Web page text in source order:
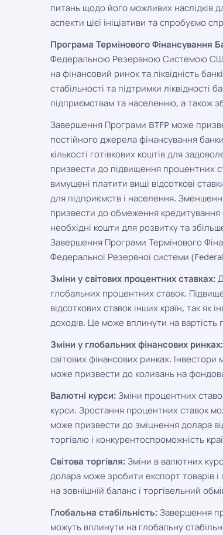
питань щодо його можливих наслідків
аспекти цієї ініціативи та спробуємо
Програма Термінового Фінансування
Федеральною Резервною Системою США
на фінансовий ринок та ліквідність
стабільності та підтримки
підприємствам та населенню, а також
Завершення Програми BTFP може
постійного джерела фінансування
кількості готівкових коштів для
призвести до підвищення процентних
вимушені платити вищі відсоткові
для підприємств і населення.
призвести до обмеження кредитування
необхідні кошти для розвитку та
Завершення Програми Термінового
Федеральної Резервної системи
Зміни у світових процентних ставках:
глобальних процентних ставок.
відсоткових ставок інших країн, так як
доходів. Це може вплинути на вартість
Зміни у глобальних фінансових ринках:
світових фінансових ринках.
може призвести до коливань на
Валютні курси: Зміни процентних
курси. Зростання процентних ставок
може призвести до зміцнення долара
торгівлю і конкурентоспроможність
Світова торгівля: Зміни в валютних
долара може зробити експорт
на зовнішній баланс і торгівельний
Глобальна стабільність: Завершення
можуть вплинути на глобальну